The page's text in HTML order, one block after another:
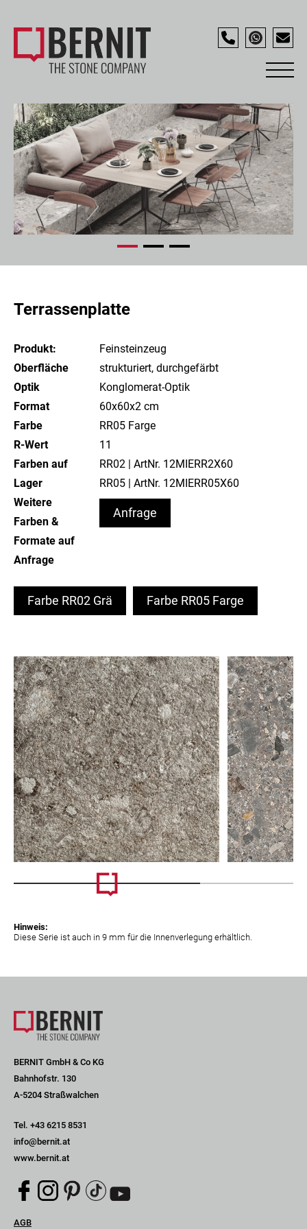
Terrassenplatte
Produkt:
Feinsteinzeug
Oberfläche
strukturiert, durchgefärbt
Optik
Konglomerat-Optik
Format
60x60x2 cm
Farbe
RR05 Farge
R-Wert
11
Farben auf
Lager
RR02 | ArtNr. 12MIERR2X60
RR05 | ArtNr. 12MIERR05X60
Weitere
Farben &
Formate auf
Anfrage
Anfrage
Farbe RR02 Grä Farbe RR05 Farge
Hinweis:
Diese Serie ist auch in 9 mm für die Innenverlegung erhältlich.
BERNIT GmbH & Co KG
Bahnhofstr. 130
A-5204 Straßwalchen
Tel. +43 6215 8531
info@bernit.at
www.bernit.at
Navigation
AGB